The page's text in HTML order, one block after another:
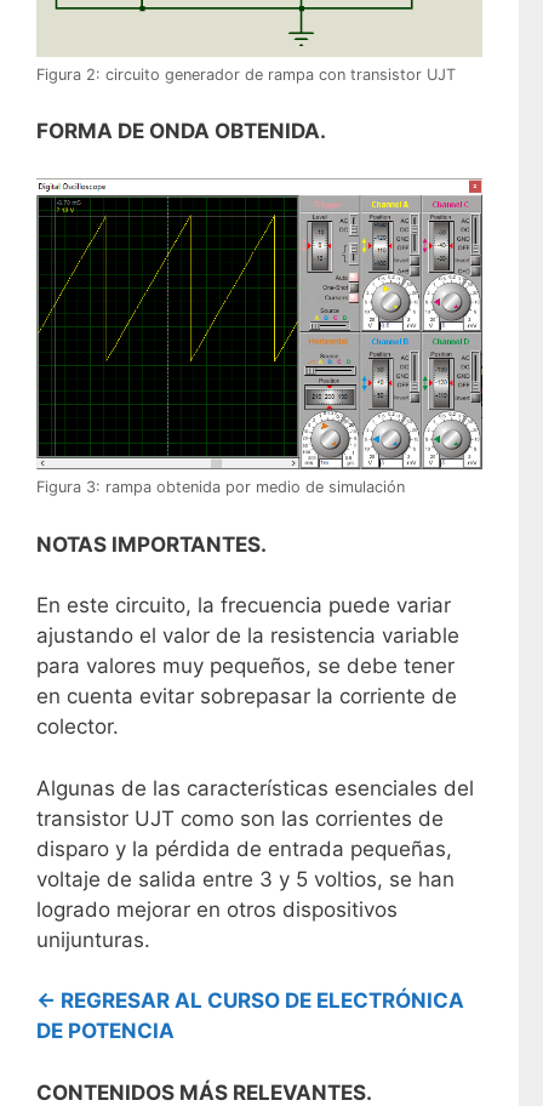
Figura 2: circuito generador de rampa con transistor UJT
FORMA DE ONDA OBTENIDA.
Figura 3: rampa obtenida por medio de simulación
NOTAS IMPORTANTES.
En este circuito, la frecuencia puede variar
ajustando el valor de la resistencia variable
para valores muy pequeños, se debe tener
en cuenta evitar sobrepasar la corriente de
colector.
Algunas de las características esenciales del
transistor UJT como son las corrientes de
disparo y la pérdida de entrada pequeñas,
voltaje de salida entre 3 y 5 voltios, se han
logrado mejorar en otros dispositivos
unijunturas.
<- REGRESAR AL CURSO DE ELECTRÓNICA
DE POTENCIA
CONTENIDOS MÁS RELEVANTES.